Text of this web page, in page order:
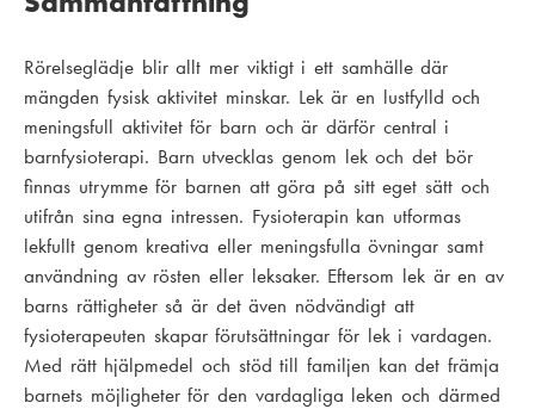
Rörelseglädje blir allt mer viktigt i ett samhälle där
mängden fysisk aktivitet minskar. Lek är en lustfylld och
meningsfull aktivitet för barn och är därför central i
barnfysioterapi. Barn utvecklas genom lek och det bör
finnas utrymme för barnen att göra på sitt eget sätt och
utifrån sina egna intressen. Fysioterapin kan utformas
lekfullt genom kreativa eller meningsfulla övningar samt
användning av rösten eller leksaker. Eftersom lek är en av
barns rättigheter så är det även nödvändigt att
fysioterapeuten skapar förutsättningar för lek i vardagen.
Med rätt hjälpmedel och stöd till familjen kan det främja
barnets möjligheter för den vardagliga leken och därmed